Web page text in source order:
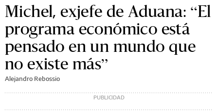
Michel, exjefe de Aduana: “El
programa económico está
pensado en un mundo que
no existe más”
Alejandro Rebossio